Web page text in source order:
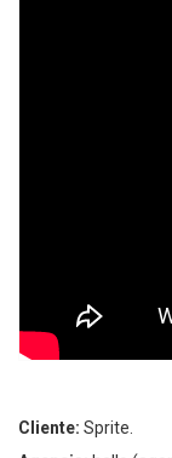
Cliente: Sprite.